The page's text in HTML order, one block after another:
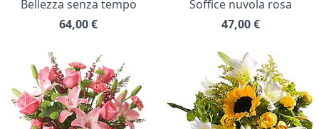
Bellezza senza tempo
64,00€
Soffice nuvola rosa
47,00€